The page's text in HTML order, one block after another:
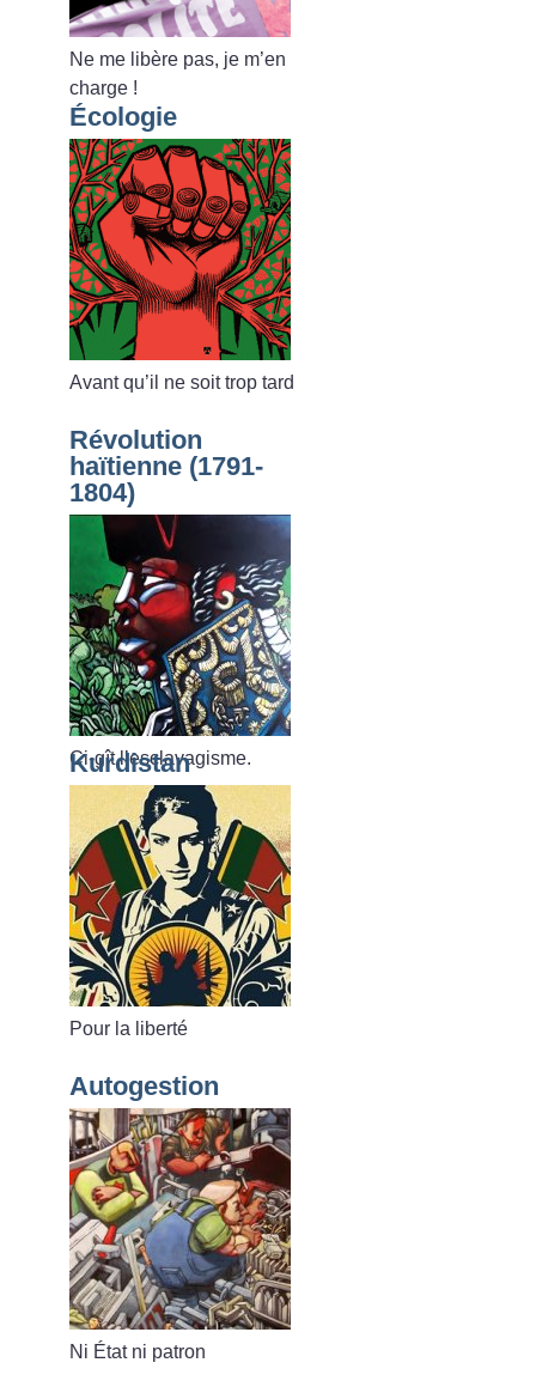
Ne me libère pas, je m’en
charge !
Écologie
Avant qu’il ne soit trop tard
Révolution
haïtienne (1791-
1804)
Ci-gît l’esclavagisme.
Kurdistan
Pour la liberté
Autogestion
Ni État ni patron